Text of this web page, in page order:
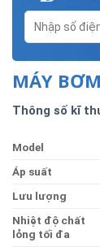
MÁY
Thông số kĩ
Model
Áp suất
Lưu lượng
Nhiệt độ chất
lỏng tối đa